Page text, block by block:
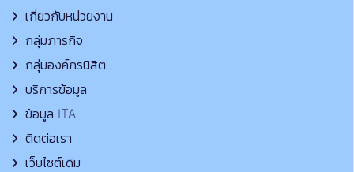
เกี่ยวกับหน่วยงาน
กลุ่มภารกิจ
กลุ่มองค์กรนิสิต
บริการข้อมูล
ข้อมูล ITA
ติดต่อเรา
เว็บไซต์เดิม